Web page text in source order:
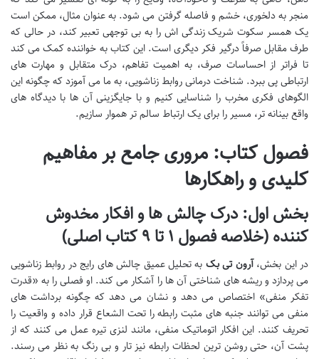
منجر به دلخوری، خشم و فاصله گرفتن می شود. به عنوان مثال، ممکن است
یک همسر سکوت شریک زندگی اش را به بی توجهی تعبیر کند، در حالی که
طرف مقابل صرفاً درگیر فکر دیگری است. این کتاب به خواننده کمک می کند
تا فراتر از احساسات صرف، به اهمیت تفاهم، درک متقابل و مهارت های
ارتباطی پی ببرد. شناخت درمانی روابط زناشویی، به ما می آموزد که چگونه این
الگوهای فکری مخرب را شناسایی کنیم و با جایگزینی آن ها با دیدگاه های
واقع بینانه تر، مسیر را برای یک ارتباط سالم تر هموار سازیم.
فصول کتاب: مروری جامع بر مفاهیم
کلیدی و راهکارها
بخش اول: درک چالش ها و افکار مخدوش
کننده (خلاصه فصول ۱ تا ۹ کتاب اصلی)
در این بخش،آرون تی بک به تحلیل عمیق چالش های رایج در روابط زناشویی
می پردازد و ریشه های شناختی آن ها را آشکار می کند. او فصلی را به «قدرت
تفکر منفی» اختصاص می دهد و نشان می دهد که چگونه برداشت های
منفی می توانند جنبه های مثبت رابطه را تحت الشعاع قرار داده و واقعیت را
تحریف کنند. این افکار اتوماتیک منفی، مانند لنزی تیره عمل می کنند که از
پشت آن، حتی روشن ترین لحظات رابطه نیز تار و بی رنگ به نظر می رسند.